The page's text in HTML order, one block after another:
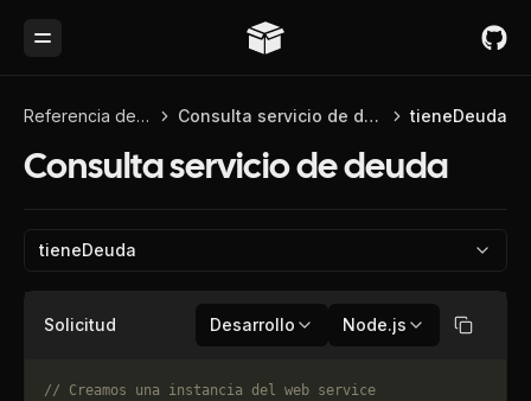
Toggle Menu
Referencia de API Consulta servicio de deuda tieneDeuda
Consulta servicio de deuda
tieneDeuda
Solicitud Desarrollo Node.js Copiar
// Creamos una instancia del web service